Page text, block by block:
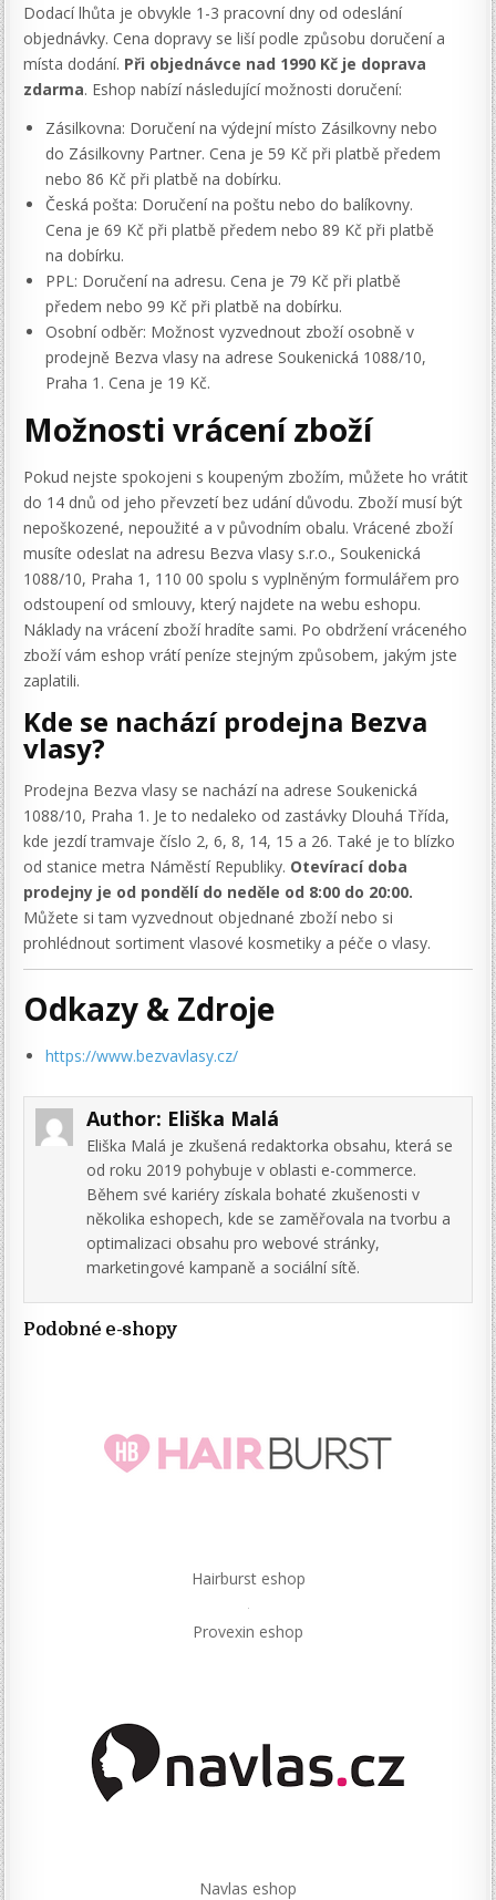
Dodací lhůta je obvykle 1-3 pracovní dny od odeslání
objednávky. Cena dopravy se liší podle způsobu doručení a
místa dodání. Při objednávce nad 1990 Kč je doprava
zdarma. Eshop nabízí následující možnosti doručení:
Zásilkovna: Doručení na výdejní místo Zásilkovny nebo
do Zásilkovny Partner. Cena je 59 Kč při platbě předem
nebo 86 Kč při platbě na dobírku.
Česká pošta: Doručení na poštu nebo do balíkovny.
Cena je 69 Kč při platbě předem nebo 89 Kč při platbě
na dobírku.
PPL: Doručení na adresu. Cena je 79 Kč při platbě
předem nebo 99 Kč při platbě na dobírku.
Osobní odběr: Možnost vyzvednout zboží osobně v
prodejně Bezva vlasy na adrese Soukenická 1088/10,
Praha 1. Cena je 19 Kč.
Možnosti vrácení zboží
Pokud nejste spokojeni s koupeným zbožím, můžete ho vrátit
do 14 dnů od jeho převzetí bez udání důvodu. Zboží musí být
nepoškozené, nepoužité a v původním obalu. Vrácené zboží
musíte odeslat na adresu Bezva vlasy s.r.o., Soukenická
1088/10, Praha 1, 110 00 spolu s vyplněným formulářem pro
odstoupení od smlouvy, který najdete na webu eshopu.
Náklady na vrácení zboží hradíte sami. Po obdržení vráceného
zboží vám eshop vrátí peníze stejným způsobem, jakým jste
zaplatili.
Kde se nachází prodejna Bezva
vlasy?
Prodejna Bezva vlasy se nachází na adrese Soukenická
1088/10, Praha 1. Je to nedaleko od zastávky Dlouhá Třída,
kde jezdí tramvaje číslo 2, 6, 8, 14, 15 a 26. Také je to blízko
od stanice metra Náměstí Republiky. Otevírací doba
prodejny je od pondělí do neděle od 8:00 do 20:00.
Můžete si tam vyzvednout objednané zboží nebo si
prohlédnout sortiment vlasové kosmetiky a péče o vlasy.
Odkazy & Zdroje
https://www.bezvavlasy.cz/
Author: Eliška Malá
Eliška Malá je zkušená redaktorka obsahu, která se
od roku 2019 pohybuje v oblasti e-commerce.
Během své kariéry získala bohaté zkušenosti v
několika eshopech, kde se zaměřovala na tvorbu a
optimalizaci obsahu pro webové stránky,
marketingové kampaně a sociální sítě.
Podobné e-shopy
Hairburst eshop
Provexin eshop
Navlas eshop